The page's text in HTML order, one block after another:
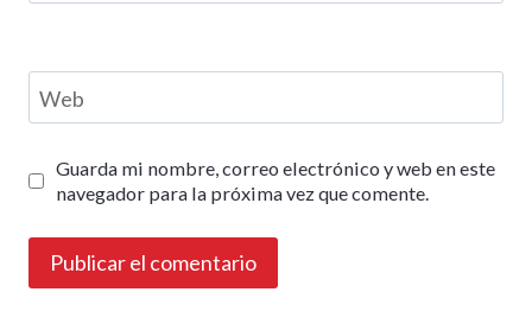
Web
Guarda mi nombre, correo electrónico y web en este
navegador para la próxima vez que comente.